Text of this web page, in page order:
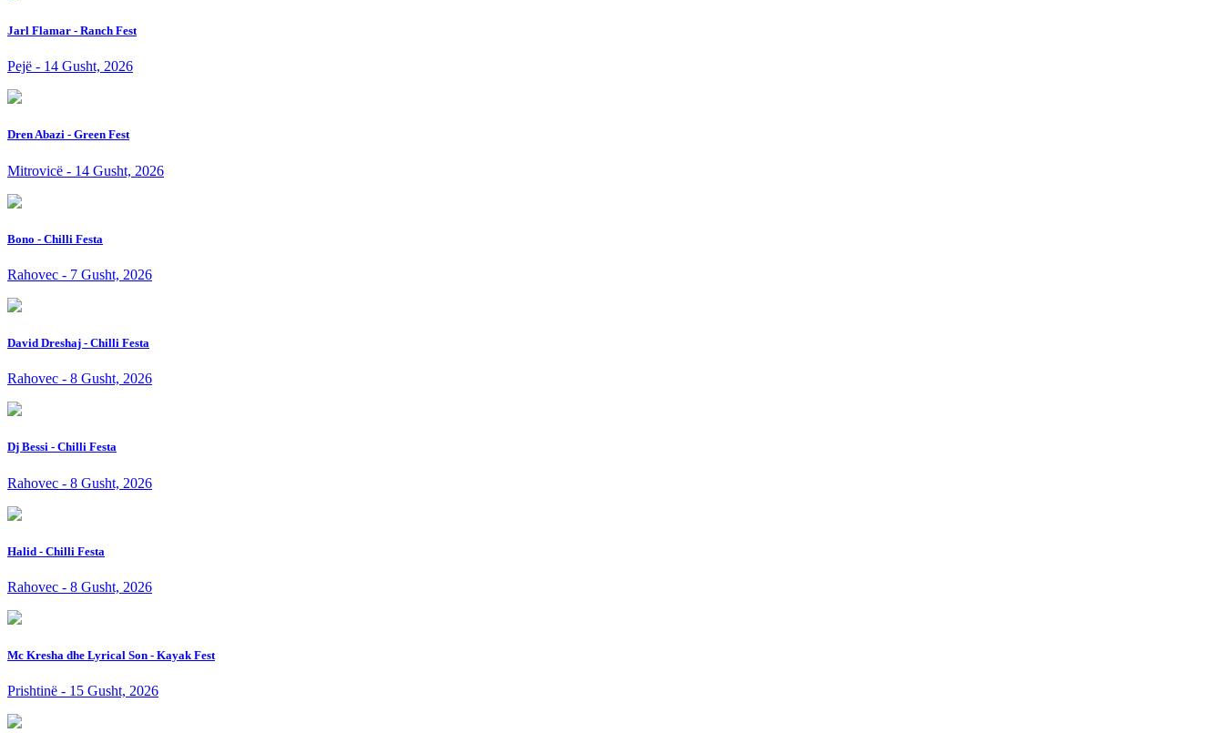
Jarl Flamar - Ranch Fest
Pejë - 14 Gusht, 2026
Dren Abazi - Green Fest
Mitrovicë - 14 Gusht, 2026
Bono - Chilli Festa
Rahovec - 7 Gusht, 2026
David Dreshaj - Chilli Festa
Rahovec - 8 Gusht, 2026
Dj Bessi - Chilli Festa
Rahovec - 8 Gusht, 2026
Halid - Chilli Festa
Rahovec - 8 Gusht, 2026
Mc Kresha dhe Lyrical Son - Kayak Fest
Prishtinë - 15 Gusht, 2026